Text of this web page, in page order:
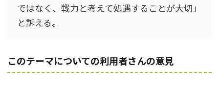
ではなく、戦力と考えて処遇することが大切」
と訴える。
このテーマについての利用者さんの意見